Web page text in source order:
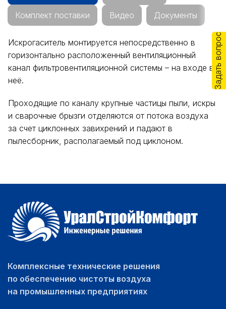
Комплект поставки Видео Документы
Искрогаситель монтируется непосредственно в
горизонтально расположенный вентиляционный
канал фильтровентиляционной системы – на входе в
неё.
Проходящие по каналу крупные частицы пыли, искры
и сварочные брызги отделяются от потока воздуха
за счет циклонных завихрений и падают в
пылесборник, располагаемый под циклоном.
Комплексные технические решения
по обеспечению чистоты воздуха
на промышленных предприятиях
Задать вопрос